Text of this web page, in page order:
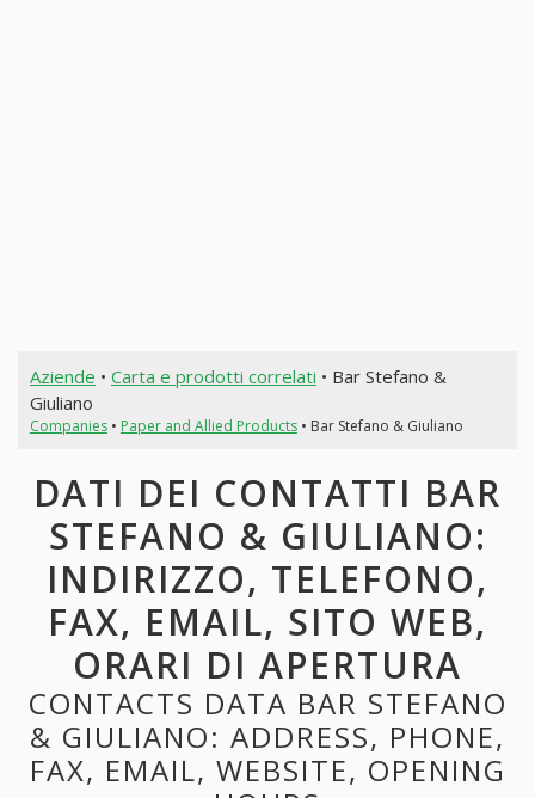
Aziende • Carta e prodotti correlati • Bar Stefano &
Giuliano
Companies• Paper and Allied Products• Bar Stefano & Giuliano
DATI DEI CONTATTI BAR
STEFANO & GIULIANO:
INDIRIZZO, TELEFONO,
FAX, EMAIL, SITO WEB,
ORARI DI APERTURA
CONTACTS DATA BAR STEFANO
& GIULIANO: ADDRESS, PHONE,
FAX, EMAIL, WEBSITE, OPENING